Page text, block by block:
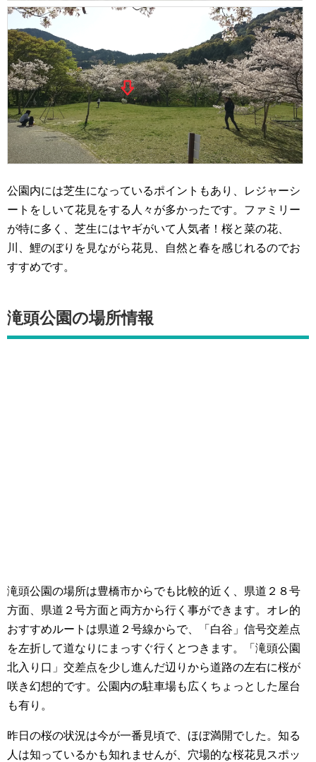
公園内には芝生になっているポイントもあり、レジャーシ
ートをしいて花見をする人々が多かったです。ファミリー
が特に多く、芝生にはヤギがいて人気者！桜と菜の花、
川、鯉のぼりを見ながら花見、自然と春を感じれるのでお
すすめです。
滝頭公園の場所情報
滝頭公園の場所は豊橋市からでも比較的近く、県道２８号
方面、県道２号方面と両方から行く事ができます。オレ的
おすすめルートは県道２号線からで、「白谷」信号交差点
を左折して道なりにまっすぐ行くとつきます。「滝頭公園
北入り口」交差点を少し進んだ辺りから道路の左右に桜が
咲き幻想的です。公園内の駐車場も広くちょっとした屋台
も有り。
昨日の桜の状況は今が一番見頃で、ほぼ満開でした。知る
人は知っているかも知れませんが、穴場的な桜花見スポッ